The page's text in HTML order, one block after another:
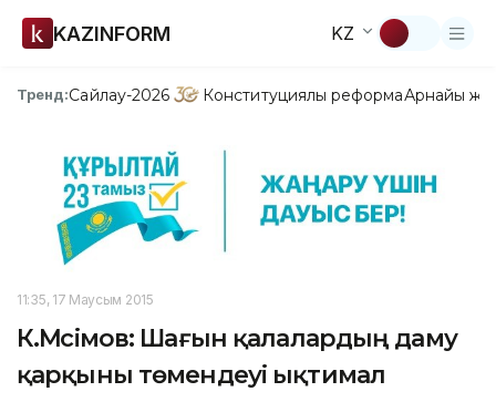
KAZINFORM KZ
Тренд:Сайлау-2026 Конституциялық реформаАрнайы
11:35, 17 Маусым 2015
К.Мәсімов: Шағын қалалардың даму
қарқыны төмендеуі ықтимал